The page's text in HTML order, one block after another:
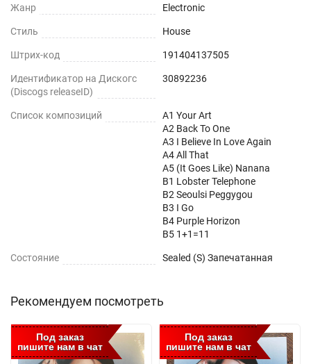
Жанр Electronic
Стиль House
Штрих-код 191404137505
Идентификатор на Дискогс
(Discogs releaseID)
30892236
Список композиций
A1 Your Art
A2 Back To One
A3 I Believe In Love Again
A4 All That
A5 (It Goes Like) Nanana
B1 Lobster Telephone
B2 Seoulsi Peggygou
B3 I Go
B4 Purple Horizon
B5 1+1=11
Состояние Sealed (S) Запечатанная
Рекомендуем посмотреть
Под заказ
пишите нам в чат
Под заказ
пишите нам в чат